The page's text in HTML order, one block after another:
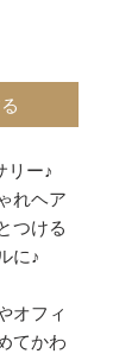
リー♪
れヘア
つける
に♪
オフィ
てかわ